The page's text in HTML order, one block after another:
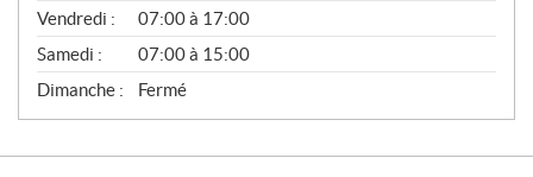
Vendredi :
07:00 à 17:00
Samedi :
07:00 à 15:00
Dimanche :
Fermé